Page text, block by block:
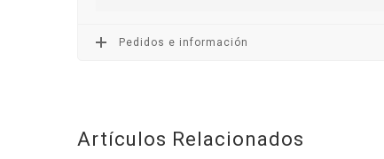
Pedidos e información
Artículos Relacionados